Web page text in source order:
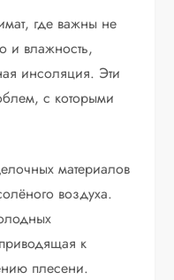
где важны не
и влажность,
инсоляция. Эти
с которыми
материалов
воздуха.
к
плесени.